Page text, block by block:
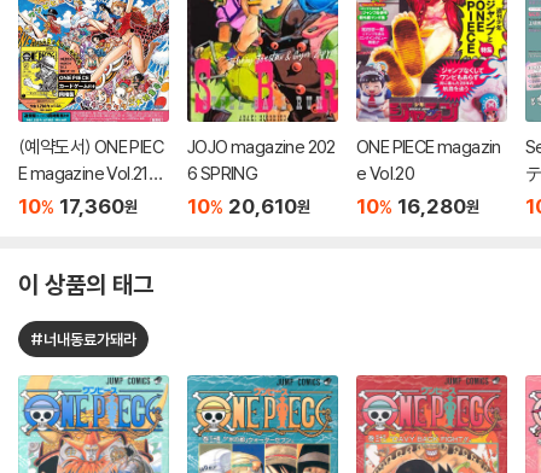
(예약도서) ONE PIEC
E magazine Vol.21
(출판사 사정으로 12월
10% 17,360원
JOJO magazine 202
6 SPRING
10% 20,610원
ONE PIECE magazin
e Vol.20
10% 16,280원
이 상품의 태그
#너내동료가돼라